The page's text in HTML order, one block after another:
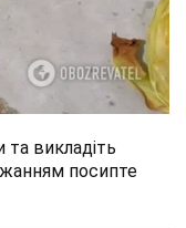
та викладіть
посипте